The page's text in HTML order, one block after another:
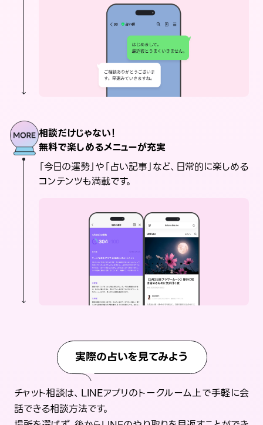
相談だけじゃない！
無料で楽しめるメニューが充実
「今日の運勢」や「占い記事」など、日常的に楽しめる
コンテンツも満載です。
実際の占いを見てみよう
チャット相談は、LINEアプリのトークルーム上で手軽に会
話できる相談方法です。